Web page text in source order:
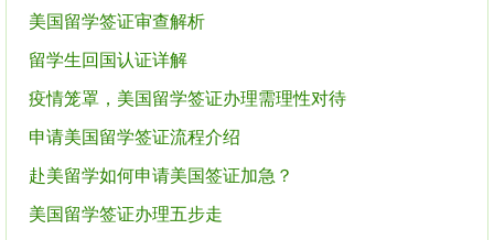
美国留学签证审查解析
留学生回国认证详解
疫情笼罩，美国留学签证办理需理性对待
申请美国留学签证流程介绍
赴美留学如何申请美国签证加急？
美国留学签证办理五步走